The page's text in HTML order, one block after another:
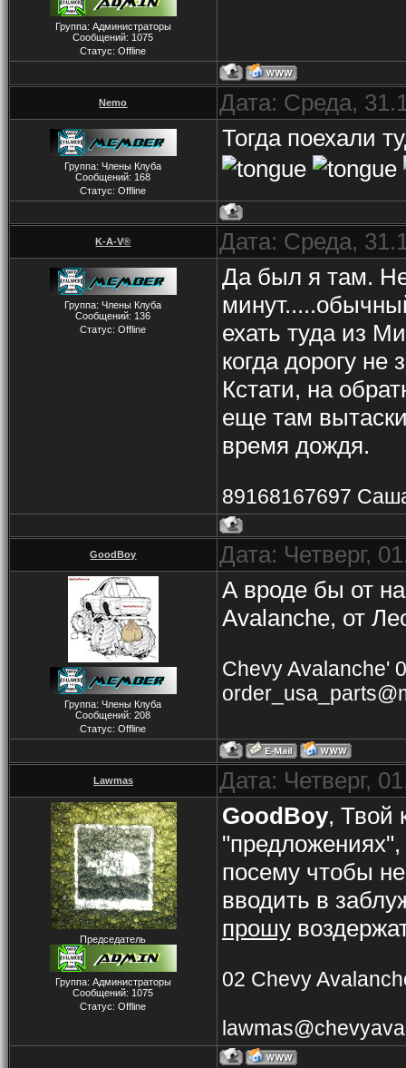
Группа: Администраторы
Сообщений: 1075
Статус:Offline
Nemo Дата: Среда,
Группа: Члены Клуба
Сообщений: 168
Статус:Offline
Тогда поехали
K-A-V® Дата: Среда,
Группа: Члены Клуба
Сообщений: 136
Статус:Offline
Да был я там.
ехать туда из
когда дорогу не
Кстати, на
еще там
время дождя.
89168167697
GoodBoy Дата: Четверг,
Группа: Члены Клуба
Сообщений:208
Статус:Offline
А вроде бы от
Avalanche, от
Chevy Avalanche'
Lawmas Дата: Четверг,
Председатель
Группа: Администраторы
Сообщений: 1075
Статус:Offline
GoodBoy, Твой
"предложениях",
посему чтобы
вводить в
прошу
02 Chevy